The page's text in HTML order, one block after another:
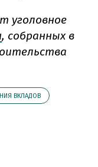
уголовное
, собранных в
ВКЛАДОВ